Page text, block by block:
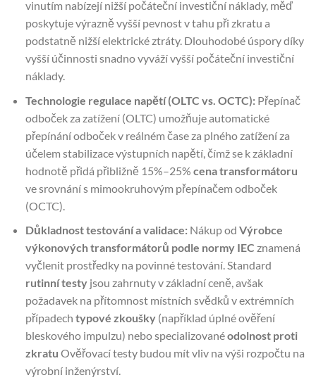
vinutím nabízejí nižší počáteční investiční náklady, měď
poskytuje výrazně vyšší pevnost v tahu při zkratu a
podstatně nižší elektrické ztráty. Dlouhodobé úspory díky
vyšší účinnosti snadno vyváží vyšší počáteční investiční
náklady.
Technologie regulace napětí (OLTC vs. OCTC):Přepínač
odboček za zatížení (OLTC) umožňuje automatické
přepínání odboček v reálném čase za plného zatížení za
účelem stabilizace výstupních napětí, čímž se k základní
hodnotě přidá přibližně 15%–25% cena transformátoru
ve srovnání s mimookruhovým přepínačem odboček
(OCTC).
Důkladnost testování a validace:Nákup od Výrobce
výkonových transformátorů podle normy IEC znamená
vyčlenit prostředky na povinné testování. Standard
rutinní testyjsou zahrnuty v základní ceně, avšak
požadavek na přítomnost místních svědků v extrémních
případech typové zkoušky(například úplné ověření
bleskového impulzu) nebo specializovanéodolnost proti
zkratu Ověřovací testy budou mít vliv na výši rozpočtu na
výrobní inženýrství.